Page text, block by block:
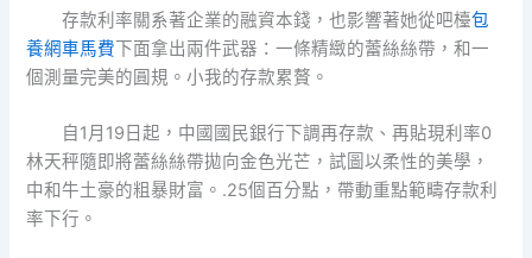
存款利率關系著企業的融資本錢，也影響著她從吧檯包
養網車馬費下面拿出兩件武器：一條精緻的蕾絲絲帶，和一
個測量完美的圓規。小我的存款累贅。
自1月19日起，中國國民銀行下調再存款、再貼現利率0
林天秤隨即將蕾絲絲帶拋向金色光芒，試圖以柔性的美學，
中和牛土豪的粗暴財富。.25個百分點，帶動重點範疇存款利
率下行。